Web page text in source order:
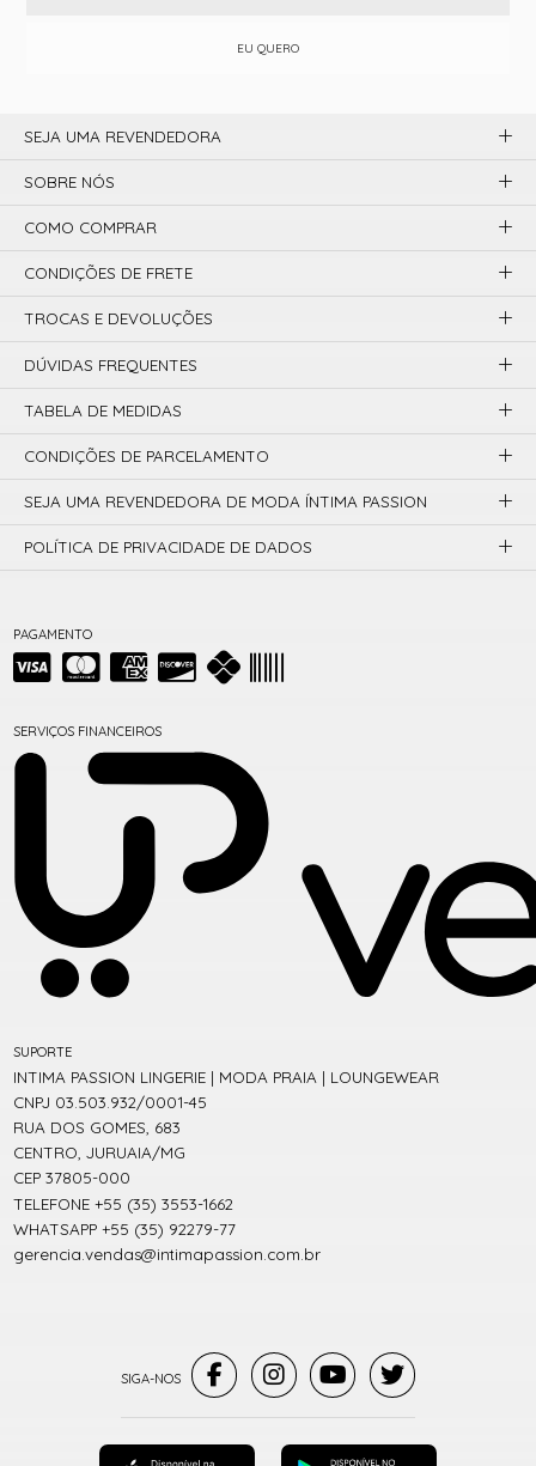
EU QUERO
PAGAMENTO
SERVIÇOS FINANCEIROS
SUPORTE
INTIMA PASSION LINGERIE | MODA PRAIA | LOUNGEWEAR
CNPJ 03.503.932/0001-45
RUA DOS GOMES, 683
CENTRO, JURUAIA/MG
CEP 37805-000
TELEFONE +55 (35) 3553-1662
WHATSAPP +55 (35) 92279-77
gerencia.vendas@intimapassion.com.br
SEJA UMA REVENDEDORA
SOBRE NÓS
COMO COMPRAR
CONDIÇÕES DE FRETE
TROCAS E DEVOLUÇÕES
DÚVIDAS FREQUENTES
TABELA DE MEDIDAS
CONDIÇÕES DE PARCELAMENTO
SEJA UMA REVENDEDORA DE MODA ÍNTIMA PASSION
POLÍTICA DE PRIVACIDADE DE DADOS